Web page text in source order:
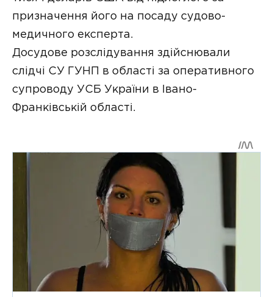
призначення його на посаду судово-
медичного експерта.
Досудове розслідування здійснювали
слідчі СУ ГУНП в області за оперативного
супроводу УСБ України в Івано-
Франківській області.